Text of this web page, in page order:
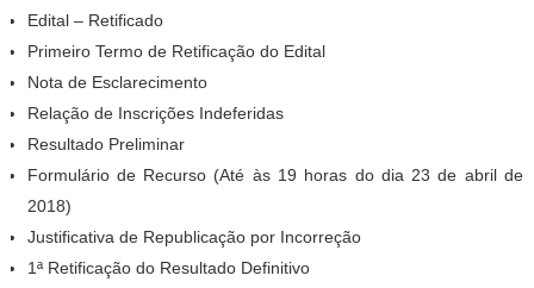
Edital – Retificado
Primeiro Termo de Retificação do Edital
Nota de Esclarecimento
Relação de Inscrições Indeferidas
Resultado Preliminar
Formulário de Recurso (Até às 19 horas do dia 23 de abril de
2018)
Justificativa de Republicação por Incorreção
1ª Retificação do Resultado Definitivo